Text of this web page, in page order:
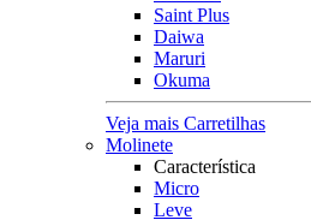
Saint Plus
Daiwa
Maruri
Okuma
Veja mais Carretilhas
Molinete
Característica
Micro
Leve